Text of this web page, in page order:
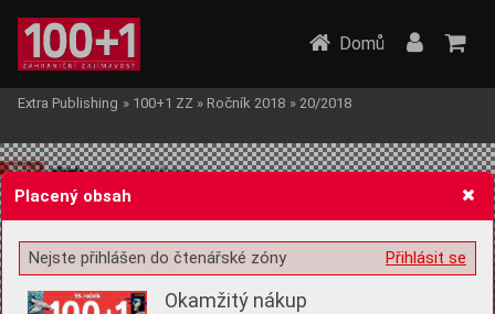
Žádost o souhlas s ukládáním volitelných informací
Domů
Extra Publishing » 100+1 ZZ » Ročník 2018 » 20/2018
Placený obsah
Přihlásit se
Nejste přihlášen do čtenářské zóny
Okamžitý nákup